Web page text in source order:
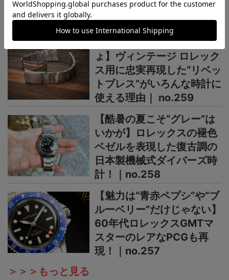
OUTLINEニュース
【汗だくの夏はコレでし
ょ】ヴィンテージ ロレック
ス用に忠実再現した“リベッ
トブレス”がいろんな時計に
使える理由｜ no.259
【酷暑の夏こそ“グレー”は
いかが】ロレックスの褪色
ベゼルを表現した復古調の
日本製機械式ダイバーズ時
計！｜no.258
【魅力は“青赤ペプシ”や“ブ
ルーベリー”だけじゃない】
60年代ロレックスGMTマ
スターのレアなPCGも再
現！｜no.257
＞＞＞もっと見る